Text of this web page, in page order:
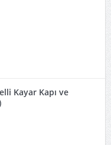
Kayar Kapı ve